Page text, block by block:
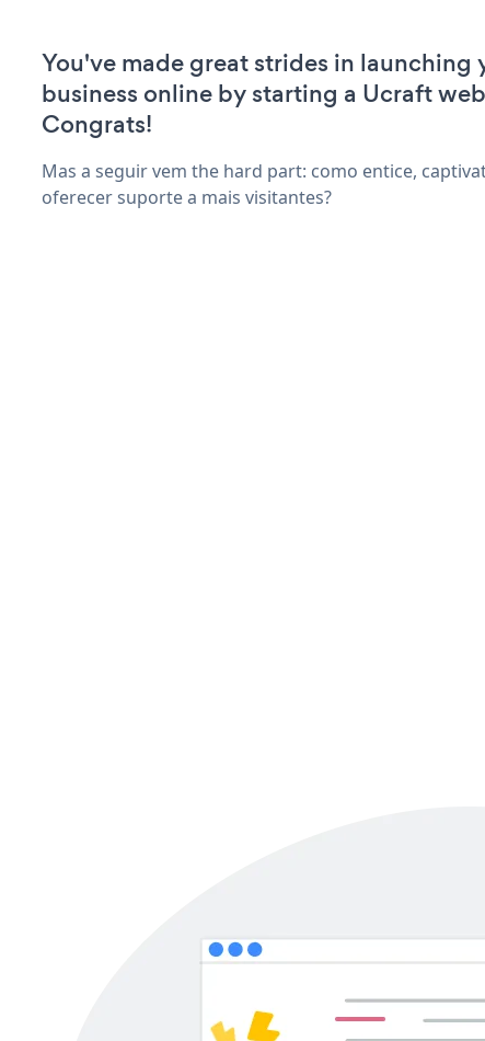
You've made great strides in launching
business online by starting a Ucraft
Congrats!
Mas a seguir vem the hard part: como entice,
oferecer suporte a mais visitantes?